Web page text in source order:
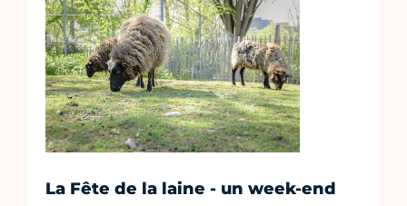
La Fête de la laine - un week-end